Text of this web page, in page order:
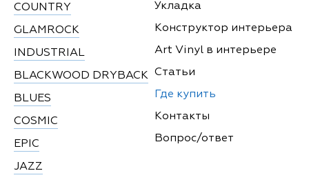
COUNTRY
GLAMROCK
INDUSTRIAL
BLACKWOOD DRYBACK
BLUES
COSMIC
EPIC
JAZZ
Укладка
Конструктор интерьера
Art Vinyl в интерьере
Статьи
Где купить
Контакты
Вопрос/ответ